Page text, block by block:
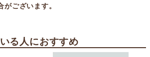
ございます。
る人におすすめ